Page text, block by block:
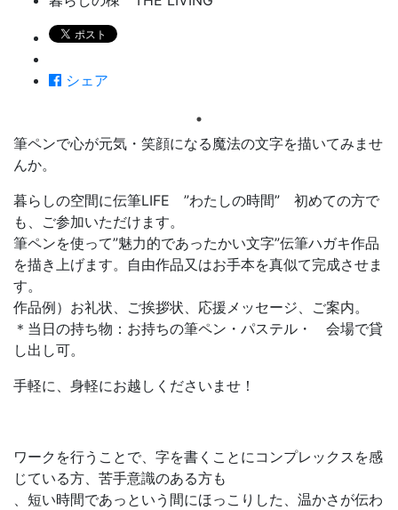
シェア
筆ペンで心が元気・笑顔になる魔法の文字を描いてみませ
んか。
暮らしの空間に伝筆LIFE ”わたしの時間” 初めての方で
も、ご参加いただけます。
筆ペンを使って”魅力的であったかい文字”伝筆ハガキ作品
を描き上げます。自由作品又はお手本を真似て完成させま
す。
作品例）お礼状、ご挨拶状、応援メッセージ、ご案内。
＊当日の持ち物：お持ちの筆ペン・パステル・ 会場で貸
し出し可。
手軽に、身軽にお越しくださいませ！
ワークを行うことで、字を書くことにコンプレックスを感
じている方、苦手意識のある方も
、短い時間であっという間にほっこりした、温かさが伝わ